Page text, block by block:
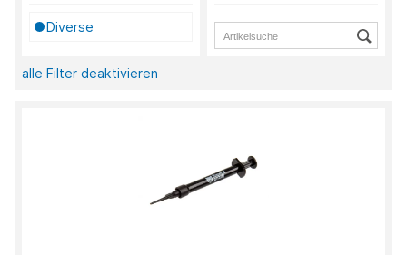
Diverse
alle Filter deaktivieren